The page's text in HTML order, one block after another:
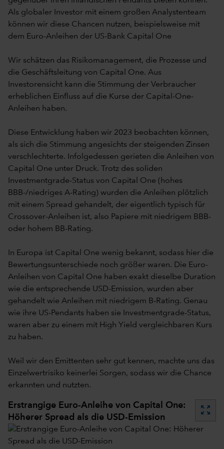
Als globaler Investor mit einem großen Analystenteam
können wir diese Chancen nutzen, beispielsweise mit
dem Euro-Anleihen der US-Bank Capital One
Wir schätzen das Risikomanagement, die Prozesse und
die Geschäftsleitung von Capital One. Aus
Investorensicht kann die Stimmung der Verbraucher
erheblichen Einfluss auf die Kurse der Capital-One-
Anleihen haben.
Diese Entwicklung haben wir 2023 beobachten können,
als sich die Stimmung angesichts der steigenden Zinsen
verschlechterte. Infolgedessen gerieten die Anleihen von
Capital One unter Druck. Trotz des soliden
Investmentgrade-Status von Capital One (hohes
BBB-/niedriges A-Rating) wurden die Anleihen plötzlich
mit einem Spread gehandelt, der eigentlich typisch für
Crossover-Anleihen ist, also Papiere mit niedrigem BBB-
oder hohem BB-Rating.
In Europa ist Capital One wenig bekannt, sodass hier die
Bewertungsunterschiede noch größer waren. Die Euro-
Anleihen von Capital One haben exakt dieselbe Duration
wie die entsprechende USD-Emission, wurden aber
gehandelt wie Anleihen mit niedrigem B-Rating. Genau
wie ihre US-Pendants haben sie Investmentgrade-Status,
waren aber zu einem mit High Yield vergleichbaren Kurs
zu haben.
Weil wir den Emittenten sehr gut kennen, machte uns das
Einzelwertrisiko keinerlei Sorgen, sodass wir die Chance
erkannten und nutzten.
Erstrangige Euro-Anleihe von Capital One:
Höherer Spread als die USD-Emission
zoom_out_map